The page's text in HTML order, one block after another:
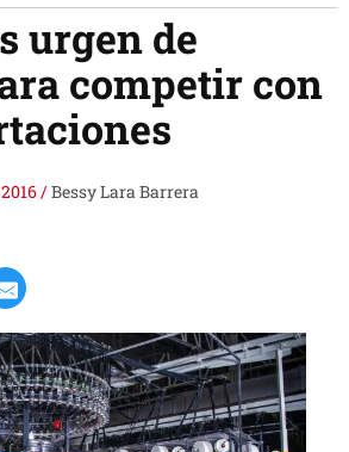
urgen de
competir con
/Bessy Lara Barrera